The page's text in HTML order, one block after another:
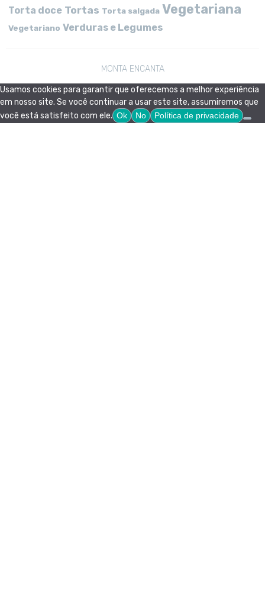
Torta doce Tortas Torta salgada Vegetariana
Vegetariano Verduras e Legumes
MONTA ENCANTA
Usamos cookies para garantir que oferecemos a melhor experiência
em nosso site. Se você continuar a usar este site, assumiremos que
você está satisfeito com ele. Ok No Política de privacidade